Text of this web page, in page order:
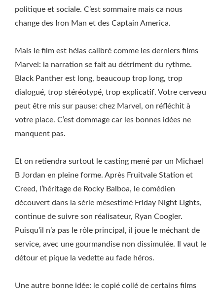
politique et sociale. C’est sommaire mais ca nous
change des Iron Man et des Captain America.
Mais le film est hélas calibré comme les derniers films
Marvel: la narration se fait au détriment du rythme.
Black Panther est long, beaucoup trop long, trop
dialogué, trop stéréotypé, trop explicatif. Votre cerveau
peut être mis sur pause: chez Marvel, on réfléchit à
votre place. C’est dommage car les bonnes idées ne
manquent pas.
Et on retiendra surtout le casting mené par un Michael
B Jordan en pleine forme. Après Fruitvale Station et
Creed, l’héritage de Rocky Balboa, le comédien
découvert dans la série mésestimé Friday Night Lights,
continue de suivre son réalisateur, Ryan Coogler.
Puisqu’il n’a pas le rôle principal, il joue le méchant de
service, avec une gourmandise non dissimulée. Il vaut le
détour et pique la vedette au fade héros.
Une autre bonne idée: le copié collé de certains films